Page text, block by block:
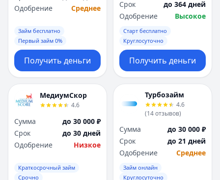
Одобрение
Среднее
Займ бесплатно
Первый займ 0%
Получить деньги
Срок
до 364 дней
Одобрение
Высокое
Старт бесплатно
Круглосуточно
Получить деньги
МедиумСкор
4.6
Сумма
до 30 000 ₽
Срок
до 30 дней
Одобрение
Низкое
Краткосрочный займ
Срочно
Турбозайм
4.6
(14отзывов)
Сумма
до 30 000 ₽
Срок
до 21 дней
Одобрение
Среднее
Займ онлайн
Круглосуточно